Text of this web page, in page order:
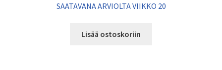
SAATAVANA ARVIOLTA VIIKKO 20
Lisää ostoskoriin